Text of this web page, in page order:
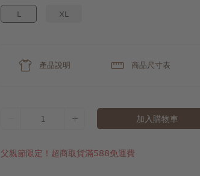
L XL
產品說明 商品尺寸表
1 加入購物車
父親節限定！超商取貨滿588免運費